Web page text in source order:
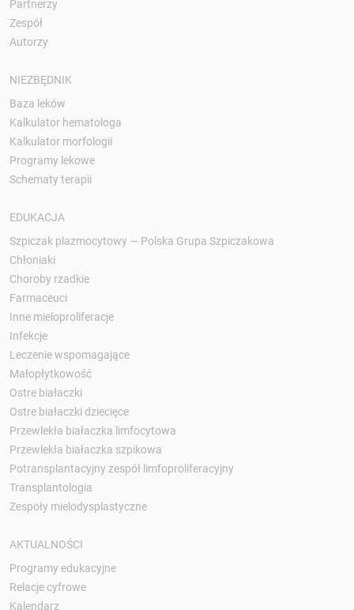
Partnerzy
Zespół
Autorzy
NIEZBĘDNIK
Baza leków
Kalkulator hematologa
Kalkulator morfologii
Programy lekowe
Schematy terapii
EDUKACJA
Szpiczak plazmocytowy — Polska Grupa Szpiczakowa
Chłoniaki
Choroby rzadkie
Farmaceuci
Inne mieloproliferacje
Infekcje
Leczenie wspomagające
Małopłytkowość
Ostre białaczki
Ostre białaczki dziecięce
Przewlekła białaczka limfocytowa
Przewlekła białaczka szpikowa
Potransplantacyjny zespół limfoproliferacyjny
Transplantologia
Zespoły mielodysplastyczne
AKTUALNOŚCI
Programy edukacyjne
Relacje cyfrowe
Kalendarz